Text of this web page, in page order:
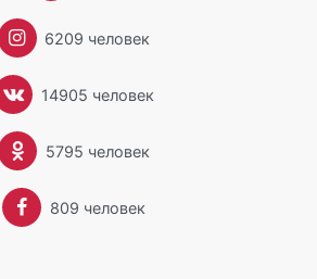
6209 человек
14905 человек
5795 человек
809 человек